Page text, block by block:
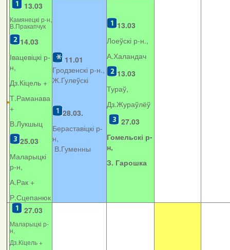
13.03
Камянецкі р-н,
В.Пракапчук
14.03
Івацевіцкі р-
н,
Дз.Кіцель +
Т.Раманава
+
В.Лукшыц
25.03
Маларыцкі
р-н,
А.Рак +
Р.Сцепанюк
11.01
Гродзенскі р-н.,
Ж.Гулеўскі
28.03.
Бераставіцкі р-
н,
В.Гуменны
13.03
Лоеўскі р-н.,
А.Халандач
13.03
Тураў,
Дз.Жураўлёў
27.03
Гомельскі р-
н,
З. Гарошка
27.03
Маларыцкі р-
н,
Дз.Кіцель +